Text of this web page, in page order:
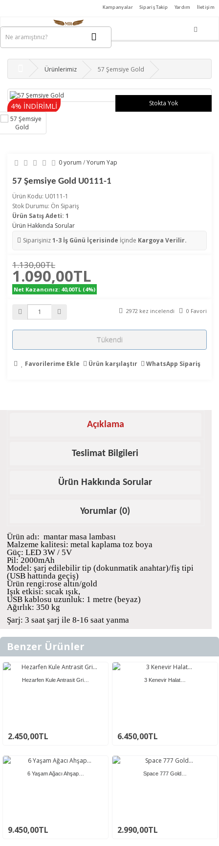
Kampanyalar Sipariş Takip Yardım İletişim
Ürünlerimiz 57 Şemsiye Gold
Stokta Yok
4% İNDİRİMLİ
0 yorum /Yorum Yap
57 Şemsiye Gold U0111-1
Ürün Kodu: U0111-1
Stok Durumu: Ön Sipariş
Ürün Satış Adeti: 1
Ürün Hakkında Sorular
Siparişiniz1-3 İş Günü İçerisinde İçinde Kargoya Verilir.
1.130,00TL
1.090,00TL
Net Kazancınız: 40,00TL (4%)
2972 kez incelendi 0 Favori
Tükendi
Favorilerime Ekle Ürün karşılaştır WhatsApp Sipariş
Açıklama
Teslimat Bilgileri
Ürün Hakkında Sorular
Yorumlar (0)
Ürün adı: mantar masa lambası
Malzeme kalitesi: metal kaplama toz boya
Güç: LED 3W / 5V
Pil: 2000mAh
Model: şarj edilebilir tip (dokunmatik anahtar)/fiş tipi
(USB hattında geçiş)
Ürün rengi:rose altın/gold
Işık etkisi: sıcak ışık,
USB kablosu uzunluk: 1 metre (beyaz)
Ağırlık: 350 kg
Şarj: 3 saat şarj ile 8-16 saat yanma
Benzer Ürünler
Hezarfen Kule Antrasit Gri…
2.450,00TL
3 Kenevir Halat…
6.450,00TL
6 Yaşam Ağacı Ahşap…
9.450,00TL
Space 777 Gold…
2.990,00TL